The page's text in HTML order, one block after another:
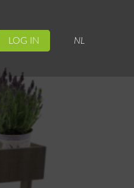
LOG IN NL